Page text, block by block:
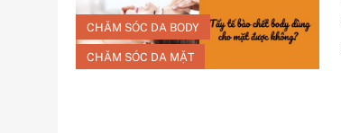
CHĂM SÓC DA BODY
CHĂM SÓC DA MẶT